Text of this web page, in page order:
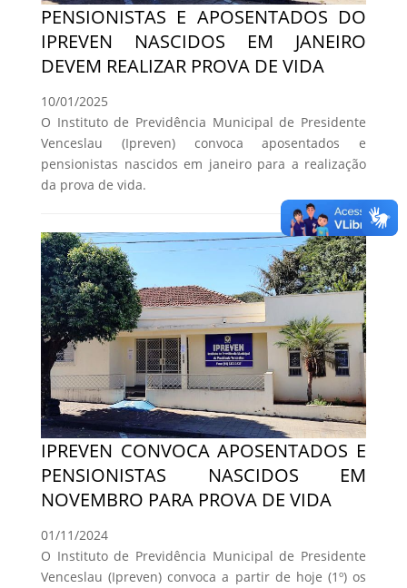
PENSIONISTAS E APOSENTADOS DO
IPREVEN NASCIDOS EM JANEIRO
DEVEM REALIZAR PROVA DE VIDA
10/01/2025
O Instituto de Previdência Municipal de Presidente
Venceslau (Ipreven) convoca aposentados e
pensionistas nascidos em janeiro para a realização
da prova de vida.
IPREVEN CONVOCA APOSENTADOS E
PENSIONISTAS NASCIDOS EM
NOVEMBRO PARA PROVA DE VIDA
01/11/2024
O Instituto de Previdência Municipal de Presidente
Venceslau (Ipreven) convoca a partir de hoje (1º) os